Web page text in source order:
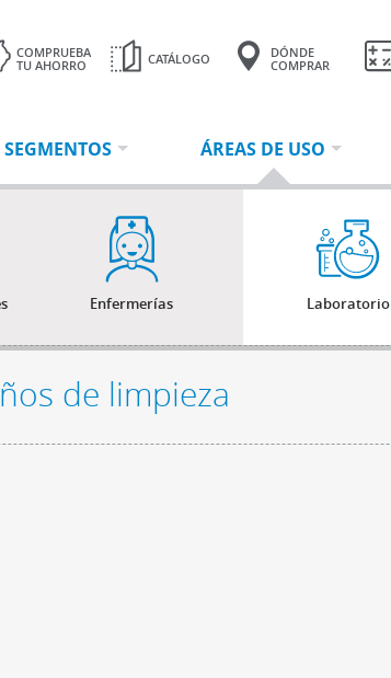
COMPRUEBA
TU AHORRO
CATÁLOGO
DÓNDE
COMPRAR
SEGMENTOS ÁREAS DE USO
Enfermerías Laboratorio
de limpieza